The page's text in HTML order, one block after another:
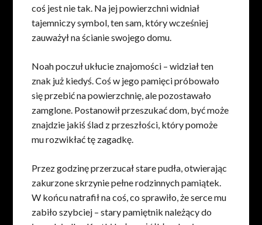
coś jest nie tak. Na jej powierzchni widniał
tajemniczy symbol, ten sam, który wcześniej
zauważył na ścianie swojego domu.
Noah poczuł ukłucie znajomości – widział ten
znak już kiedyś. Coś w jego pamięci próbowało
się przebić na powierzchnię, ale pozostawało
zamglone. Postanowił przeszukać dom, być może
znajdzie jakiś ślad z przeszłości, który pomoże
mu rozwikłać tę zagadkę.
Przez godzinę przerzucał stare pudła, otwierając
zakurzone skrzynie pełne rodzinnych pamiątek.
W końcu natrafił na coś, co sprawiło, że serce mu
zabiło szybciej – stary pamiętnik należący do